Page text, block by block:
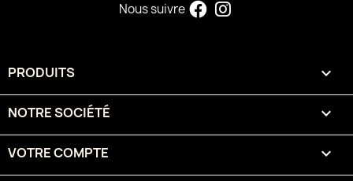
Nous suivre
PRODUITS 
NOTRE SOCIÉTÉ 
VOTRE COMPTE 